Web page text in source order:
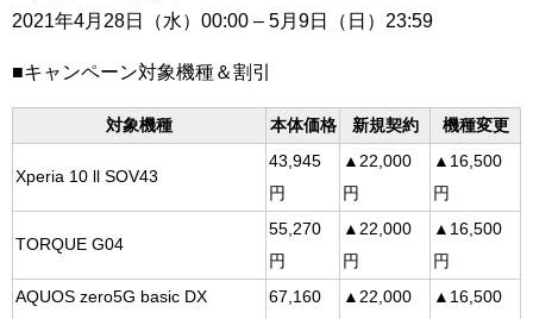
2021年4月28日（水）00:00 – 5月9日（日）23:59
■キャンペーン対象機種＆割引
対象機種 本体価格 新規契約 機種変更
Xperia 10 ll SOV43
43,945
円
▲22,000
円
▲16,500
円
TORQUE G04
55,270
円
▲22,000
円
▲16,500
円
AQUOS zero5G basic DX
67,160
▲22,000
▲16,500